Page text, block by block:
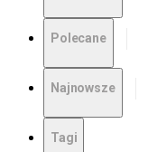
Polecane
Najnowsze
Tagi